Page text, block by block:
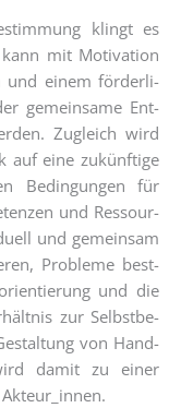
klingt es
mit Moti­va­ti­on
und einem för­der­li­
gemein­sa­me Ent­
Zugleich wird
auf eine zukünf­ti­ge
Bedin­gun­gen für
und Res­sour­
und gemein­sam
Pro­ble­me best­
und die
zur Selbst­be­
von Hand­
damit zu einer